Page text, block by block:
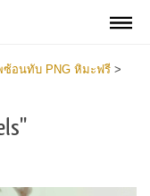
ซ้อนทับ PNG หิมะฟรี >